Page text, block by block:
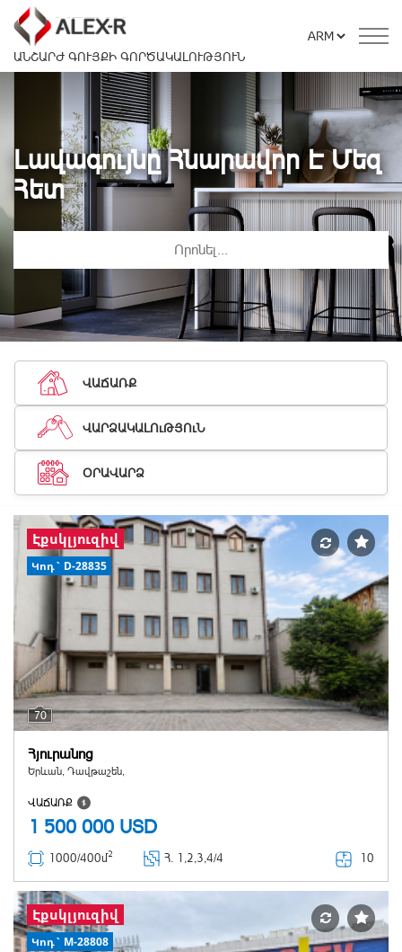
ԱՆՇԱՐԺ ԳՈՒՅՔԻ ԳՈՐԾԱԿԱԼՈՒԹՅՈՒՆ
Լավագույնը Հնարավոր Է Մեզ
Հետ
ՎԱՃԱՌՔ
ՎԱՐՁԱԿԱԼՈւԹՅՈւՆ
ՕՐԱՎԱՐՁ
70
Կոդ` D-28835
Էքսկլյուզիվ
Հյուրանոց
Երևան, Դավթաշեն,
ՎԱՃԱՌՔ
1 500 000 USD
1000/400մ2 Հ. 1,2,3,4/4 10
Կոդ` M-28808
Էքսկլյուզիվ